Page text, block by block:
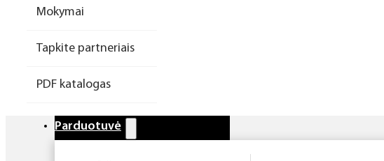
Rinkiniai
Mokymai
Tapkite partneriais
PDF katalogas
Parduotuvė